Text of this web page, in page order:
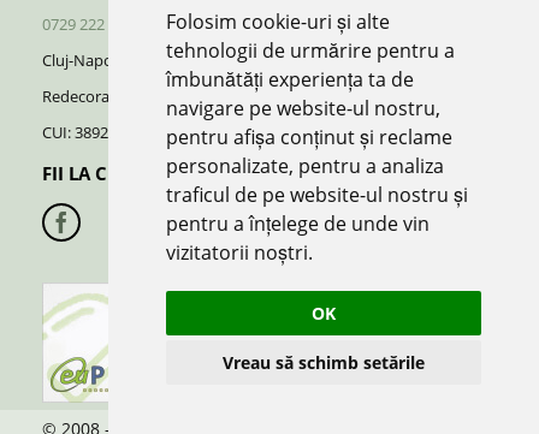
Folosim cookie-uri și alte
tehnologii de urmărire pentru a
îmbunătăți experiența ta de
navigare pe website-ul nostru,
pentru afișa conținut și reclame
personalizate, pentru a analiza
traficul de pe website-ul nostru și
pentru a înțelege de unde vin
vizitatorii noștri.
OK
Vreau să schimb setările
0729 222 920
0729 222 521
Cluj-Napoca | Romania
Redecorate S.R.L.
CUI: 38928370, J12/696/2018
FII LA CURENT CU NOUTATILE:
© 2008 -